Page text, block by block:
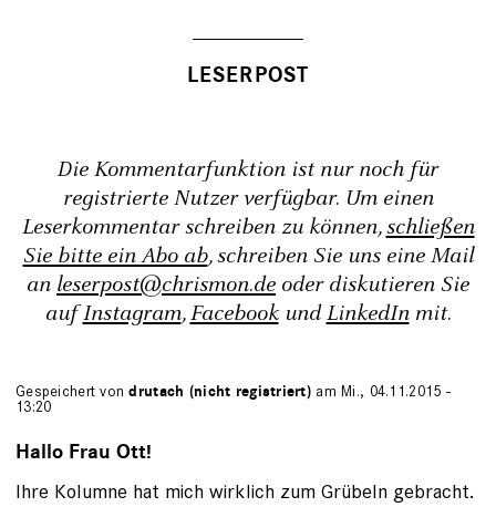
Die Kommentarfunktion ist nur noch für
registrierte Nutzer verfügbar. Um einen
Leserkommentar schreiben zu können,schließen
Sie bitte ein Abo ab, schreiben Sie uns eine Mail
an leserpost@chrismon.de oder diskutieren Sie
aufInstagram,FacebookundLinkedInmit.
Gespeichert vondrutach (nicht registriert) am Mi., 04.11.2015 -
13:20
Hallo Frau Ott!
Ihre Kolumne hat mich wirklich zum Grübeln gebracht.